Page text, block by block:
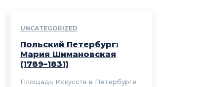
UNCATEGORIZED
Польский Петербург:
Мария Шимановская
(1789–1831)
Площадь Искусств в Петербурге